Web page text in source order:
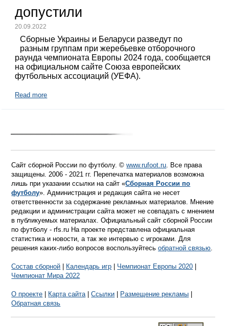
допустили
20.09.2022
Сборные Украины и Беларуси разведут по
разным группам при жеребьевке отборочного
раунда чемпионата Европы 2024 года, сообщается
на официальном сайте Союза европейских
футбольных ассоциаций (УЕФА).
Read more
Сайт сборной России по футболу. ©www.rufoot.ru. Все права
защищены. 2006 - 2021 гг. Перепечатка материалов возможна
лишь при указании ссылки на сайт «Сборная России по
футболу». Администрация и редакция сайта не несет
ответственности за содержание рекламных материалов. Мнение
редакции и администрации сайта может не совпадать с мнением
в публикуемых материалах. Официальный сайт сборной России
по футболу - rfs.ru На проекте представлена официальная
статистика и новости, а так же интервью с игроками. Для
решения каких-либо вопросов воспользуйтесьобратной связью.
Состав сборной Календарь игр Чемпионат Европы 2020
Чемпионат Мира 2022
О проекте Карта сайта|Ссылки Размещение рекламы
Обратная связь